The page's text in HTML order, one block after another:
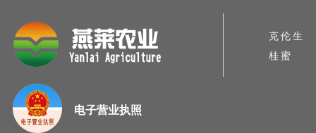
克伦生
桂蜜
电子营业执照